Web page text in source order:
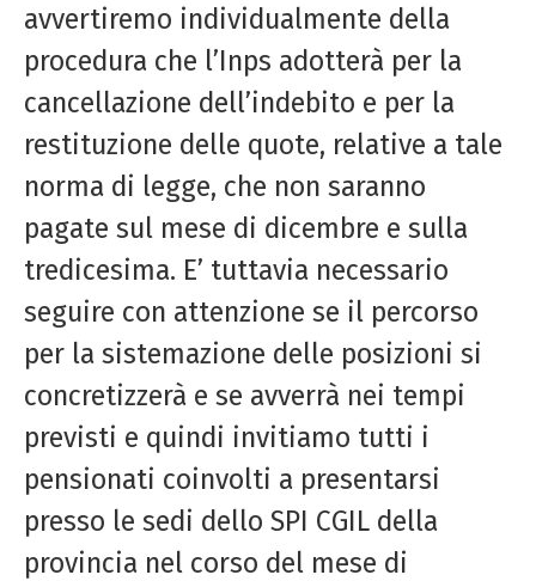
avvertiremo individualmente della
procedura che l’Inps adotterà per la
cancellazione dell’indebito e per la
restituzione delle quote, relative a tale
norma di legge, che non saranno
pagate sul mese di dicembre e sulla
tredicesima. E’ tuttavia necessario
seguire con attenzione se il percorso
per la sistemazione delle posizioni si
concretizzerà e se avverrà nei tempi
previsti e quindi invitiamo tutti i
pensionati coinvolti a presentarsi
presso le sedi dello SPI CGIL della
provincia nel corso del mese di